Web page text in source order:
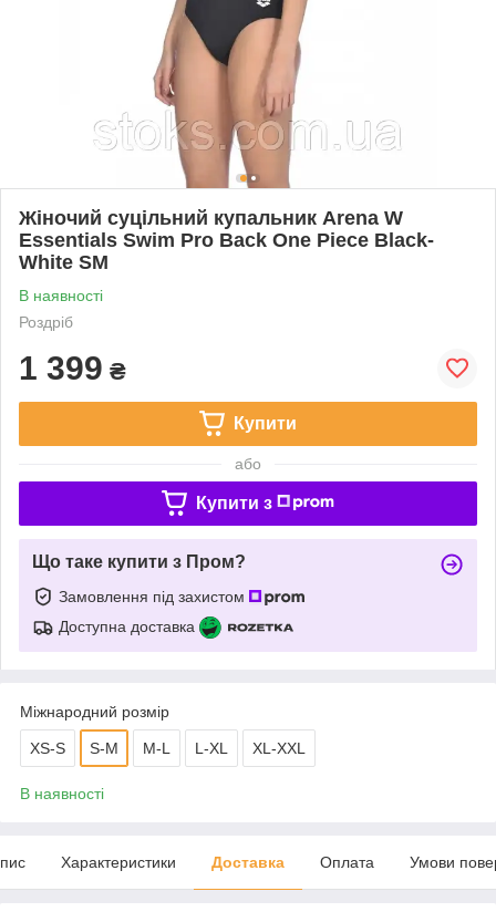
Жіночий суцільний купальник Arena W
Essentials Swim Pro Back One Piece Black-
White SM
В наявності
Роздріб
1 399 ₴
Купити
або
Купити з
Що таке купити з Пром?
Замовлення під захистом
Доступна доставка
Міжнародний розмір
XS-S S-M M-L L-XL XL-XXL
В наявності
Характеристики Доставка Оплата Умови